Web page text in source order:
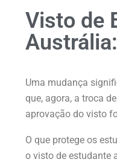
Visto de
Uma mudança
que, agora, a troca
aprovação do visto
O que protege os
o visto de estudante